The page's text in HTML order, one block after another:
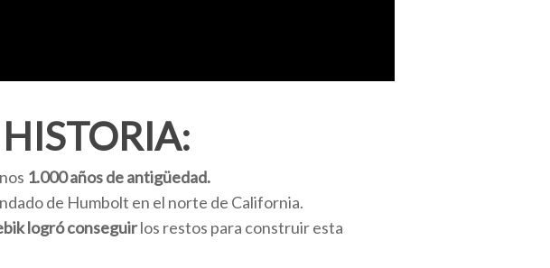
1.000 años de antigüedad.
de Humbolt en el norte de California.
logró conseguirlos restos para construir esta